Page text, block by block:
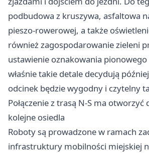
podbudowa z kruszywa, asfaltowa
pieszo-rowerowej, a także
również zagospodarowanie zieleni
ustawienie oznakowania
właśnie takie detale decydują
odcinek będzie wygodny i czytelny
Połączenie z trasą N-S ma otworzyć
kolejne osiedla
Roboty są prowadzone w ramach
infrastruktury mobilności miejskiej